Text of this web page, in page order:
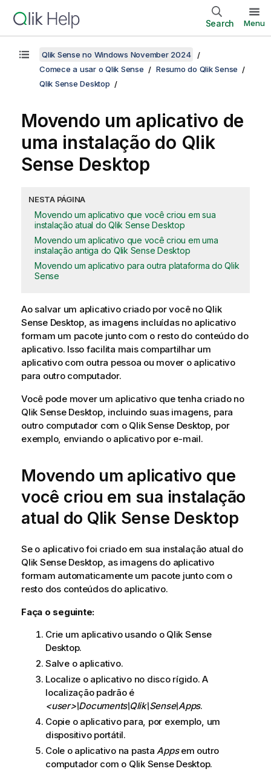
Search Menu
Qlik Sense no Windows November 2024
Comece a usar o Qlik Sense
Resumo do Qlik Sense
Qlik Sense Desktop
Movendo um aplicativo de
uma instalação do Qlik
Sense Desktop
NESTA PÁGINA
Movendo um aplicativo que você criou em sua
instalação atual do Qlik Sense Desktop
Movendo um aplicativo que você criou em uma
instalação antiga do Qlik Sense Desktop
Movendo um aplicativo para outra plataforma do Qlik
Sense
Ao salvar um aplicativo criado por você no Qlik
Sense Desktop, as imagens incluídas no aplicativo
formam um pacote junto com o resto do conteúdo do
aplicativo. Isso facilita mais compartilhar um
aplicativo com outra pessoa ou mover o aplicativo
para outro computador.
Você pode mover um aplicativo que tenha criado no
Qlik Sense Desktop, incluindo suas imagens, para
outro computador com o Qlik Sense Desktop, por
exemplo, enviando o aplicativo por e-mail.
Movendo um aplicativo que
você criou em sua instalação
atual do Qlik Sense Desktop
Se o aplicativo foi criado em sua instalação atual do
Qlik Sense Desktop, as imagens do aplicativo
formam automaticamente um pacote junto com o
resto dos conteúdos do aplicativo.
Faça o seguinte:
Crie um aplicativo usando o Qlik Sense
Desktop.
Salve o aplicativo.
Localize o aplicativo no disco rígido. A
localização padrão é
<user>\Documents\Qlik\Sense\Apps.
Copie o aplicativo para, por exemplo, um
dispositivo portátil.
Cole o aplicativo na pasta Appsem outro
computador com o Qlik Sense Desktop.